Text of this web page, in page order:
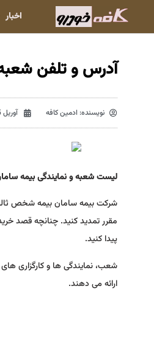
اخبار
آدرس و تلفن
نویسنده: ادمین کافه آوریل 15, 2021
لیست شعبه و نمایندگی بیمه
شرکت بیمه سامان بیمه شخص ثالث
مقرر تمدید کنید. چنانچه قصد
پیدا کنید.
شعب، نمایندگی ها و کارگزاری
ارائه می دهند.